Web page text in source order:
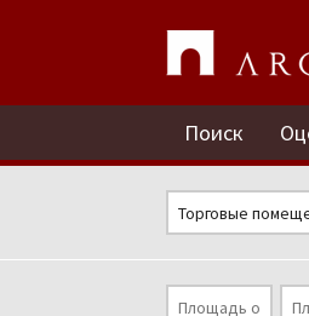
Поиск